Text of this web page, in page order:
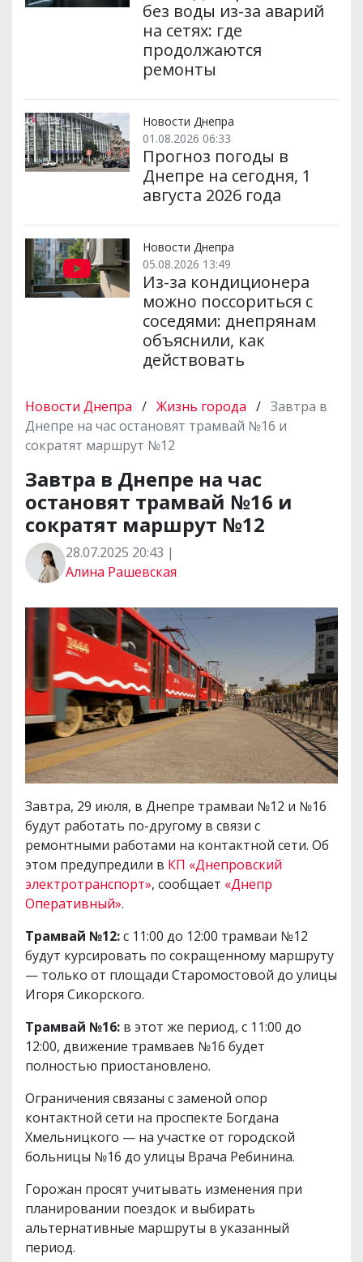
без воды из-за аварий
на сетях: где
продолжаются
ремонты
Новости Днепра
01.08.2026 06:33
Прогноз погоды в
Днепре на сегодня, 1
августа 2026 года
Новости Днепра
05.08.2026 13:49
Из-за кондиционера
можно поссориться с
соседями: днепрянам
объяснили, как
действовать
Новости Днепра / Жизнь города / Завтра в
Днепре на час остановят трамвай №16 и
сократят маршрут №12
Завтра в Днепре на час
остановят трамвай №16 и
сократят маршрут №12
28.07.2025 20:43 |
Алина Рашевская
Завтра, 29 июля, в Днепре трамваи №12 и №16
будут работать по-другому в связи с
ремонтными работами на контактной сети. Об
этом предупредили в КП «Днепровский
электротранспорт», сообщает «Днепр
Оперативный».
Трамвай №12:с 11:00 до 12:00 трамваи №12
будут курсировать по сокращенному маршруту
— только от площади Старомостовой до улицы
Игоря Сикорского.
Трамвай №16: в этот же период, с 11:00 до
12:00, движение трамваев №16 будет
полностью приостановлено.
Ограничения связаны с заменой опор
контактной сети на проспекте Богдана
Хмельницкого — на участке от городской
больницы №16 до улицы Врача Ребинина.
Горожан просят учитывать изменения при
планировании поездок и выбирать
альтернативные маршруты в указанный
период.